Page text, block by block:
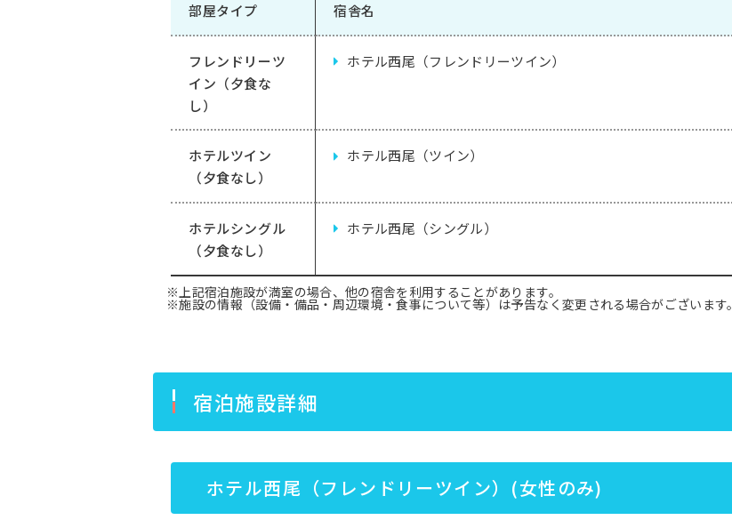
部屋タイプ 宿舎名
フレンドリーツ
イン（夕食な
し）
ホテル西尾（フレンドリーツイン）
ホテルツイン
（夕食なし）
ホテル西尾（ツイン）
ホテルシングル
（夕食なし）
ホテル西尾（シングル）
※上記宿泊施設が満室の場合、他の宿舎を利用することがあります。
※施設の情報（設備・備品・周辺環境・食事について等）は予告なく変更される場合がございます。
宿泊施設詳細
ホテル西尾（フレンドリーツイン）(女性のみ)